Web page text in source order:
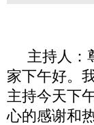
主持人：
家下午好。
主持今天下
心的感谢和